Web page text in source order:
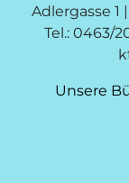
Adlergasse
Tel.: 0463/
Unsere